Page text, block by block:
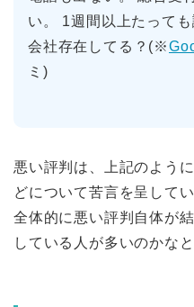
い。 1週間以上たって
会社存在してる？(※
ミ)
悪い評判は、上記のよう
どについて苦言を呈して
全体的に悪い評判自体が
している人が多いのかな